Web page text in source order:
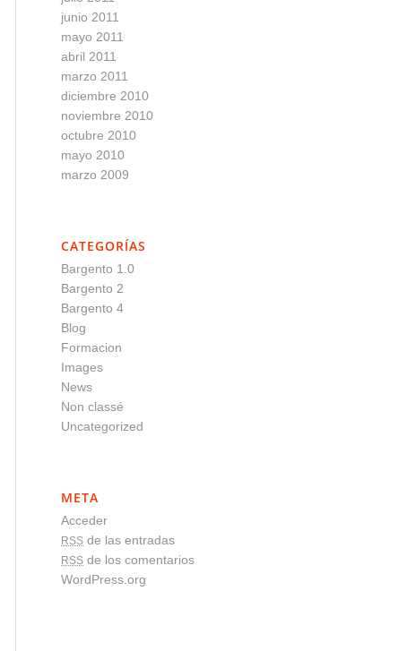
junio 2011
mayo 2011
abril 2011
marzo 2011
diciembre 2010
noviembre 2010
octubre 2010
mayo 2010
marzo 2009
CATEGORÍAS
Bargento 1.0
Bargento 2
Bargento 4
Blog
Formacion
Images
News
Non classé
Uncategorized
META
Acceder
RSS de las entradas
RSS de los comentarios
WordPress.org